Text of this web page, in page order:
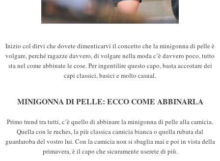
Inizio col dirvi che dovete dimenticarvi il concetto che la minigonna di pelle è
volgare, perché ragazze davvero, di volgare nella moda c’è davvero poco, tutto
sta nel come abbinate le cose. Per ingentilire questo capo, basta accostare dei
capi classici, basici e molto casual.
MINIGONNA DI PELLE: ECCO COME ABBINARLA
Primo trend tra tutti, c’è quello di abbinare la minigonna di pelle alla camicia.
Quella con le ruches, la più classica camicia bianca o quella rubata dal
guardaroba del vostro lui. Con la camicia non si sbaglia mai e poi in vista della
primavera, è il capo che sicuramente userete di più.